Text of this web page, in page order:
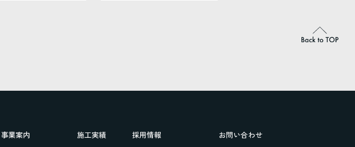
事業案内 施工実績 採用情報 お問い合わせ